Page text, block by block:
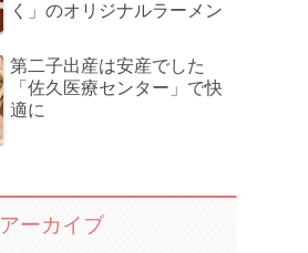
く」のオリジナルラーメン
第二子出産は安産でした
「佐久医療センター」で快
適に
アーカイブ